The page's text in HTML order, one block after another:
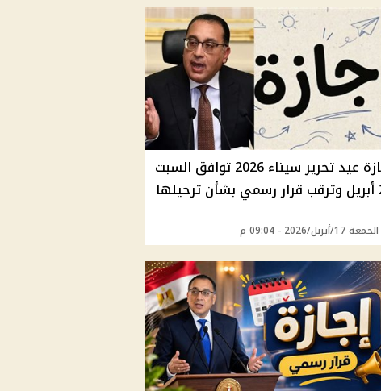
إجازة عيد تحرير سيناء 2026 توافق السبت
الجمعة 17/أبريل/2026 - 09:04 م